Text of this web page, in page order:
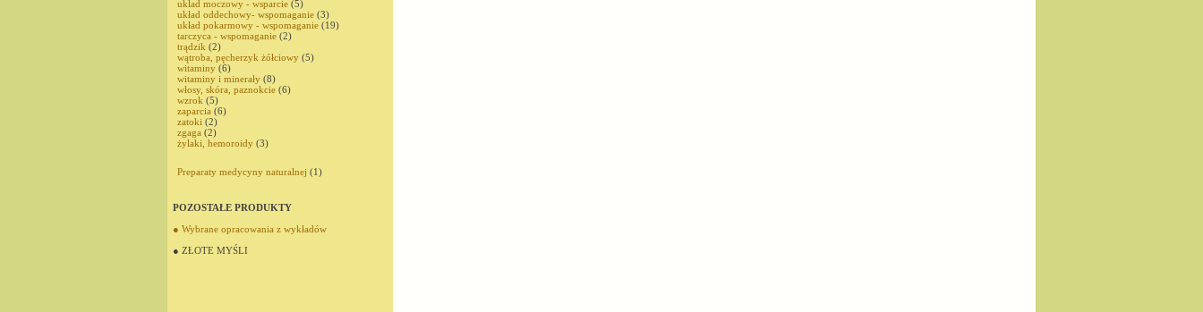
uklad moczowy - wsparcie (5)
układ oddechowy- wspomaganie (3)
układ pokarmowy - wspomaganie (19)
tarczyca - wspomaganie (2)
trądzik (2)
wątroba, pęcherzyk żółciowy (5)
witaminy (6)
witaminy i minerały (8)
włosy, skóra, paznokcie (6)
wzrok (5)
zaparcia (6)
zatoki (2)
zgaga (2)
żylaki, hemoroidy (3)
Preparaty medycyny naturalnej (1)
POZOSTAŁE PRODUKTY
● Wybrane opracowania z wykładów
● ZŁOTE MYŚLI